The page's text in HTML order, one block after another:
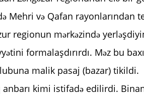
Mehri və Qafan rayonlarından
regionun mərkəzində
formalaşdırırdı. Məz bu
malik pasaj (bazar) tikildi.
anbarı kimi istifadə edilirdi.